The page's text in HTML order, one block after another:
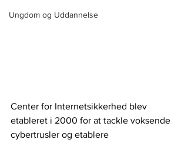
Ungdom og Uddannelse
Center for Internetsikkerhed blev
etableret i 2000 for at tackle voksende
cybertrusler og etablere